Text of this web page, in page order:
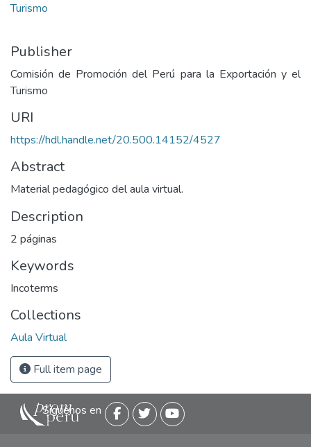
Turismo
Publisher
Comisión de Promoción del Perú para la Exportación y el
Turismo
URI
https://hdl.handle.net/20.500.14152/4527
Abstract
Material pedagógico del aula virtual.
Description
2 páginas
Keywords
Incoterms
Collections
Aula Virtual
Full item page
Siguenos en